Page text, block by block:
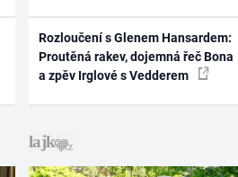
Rozloučení s Glenem Hansardem:
Proutěná rakev, dojemná řeč Bona
a zpěv Irglové s Vedderem